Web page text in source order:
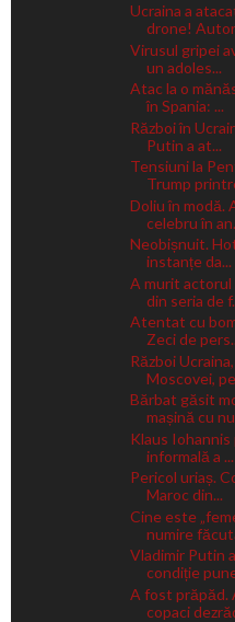
Ucraina a
drone!
Virusul gripei
un adoles...
Atac la o
în Spania: ...
Război în
Putin a at...
Tensiuni la
Trump
Doliu în modă.
celebru în
Neobișnuit.
instanțe da...
A murit
din seria de
Atentat cu
Zeci de
Război
Moscovei,
Bărbat găsit
mașină cu
Klaus
informală a ...
Pericol uriaș.
Maroc din...
Cine este
numire
Vladimir Putin
condiție
A fost prăpăd.
copaci